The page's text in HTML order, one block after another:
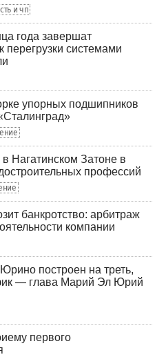
и чп
года завершат
перегрузки системами
упорных подшипников
Нагатинском Затоне в
профессий
банкротство: арбитраж
компании
построен на треть,
— глава Марий Эл Юрий
первого